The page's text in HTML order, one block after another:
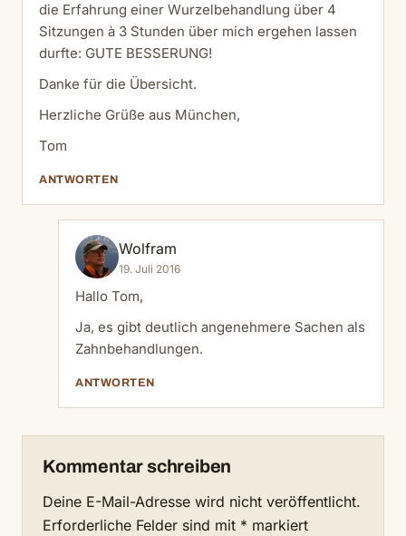
die Erfahrung einer Wurzelbehandlung über 4
Sitzungen à 3 Stunden über mich ergehen lassen
durfte: GUTE BESSERUNG!
Danke für die Übersicht.
Herzliche Grüße aus München,
Tom
ANTWORTEN
Wolfram
19. Juli 2016
Hallo Tom,
Ja, es gibt deutlich angenehmere Sachen als
Zahnbehandlungen.
ANTWORTEN
Kommentar schreiben
Deine E-Mail-Adresse wird nicht veröffentlicht.
Erforderliche Felder sind mit * markiert